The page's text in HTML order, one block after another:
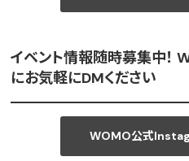
イベント情報随時募集中！
にお気軽にDMください
WOMO公式